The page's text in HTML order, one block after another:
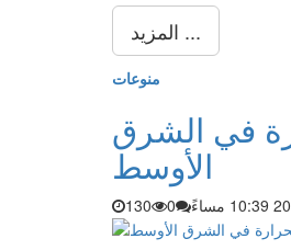
المزيد ...
منوعات
في الشرق
الأوسط
0
130